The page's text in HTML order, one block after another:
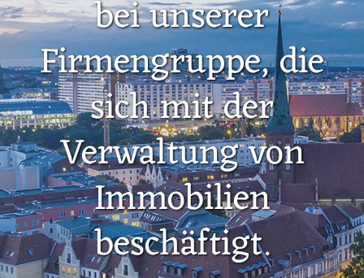
bei unserer
Firmengruppe, die
sich mit der
Verwaltung von
Immobilien
beschäftigt.